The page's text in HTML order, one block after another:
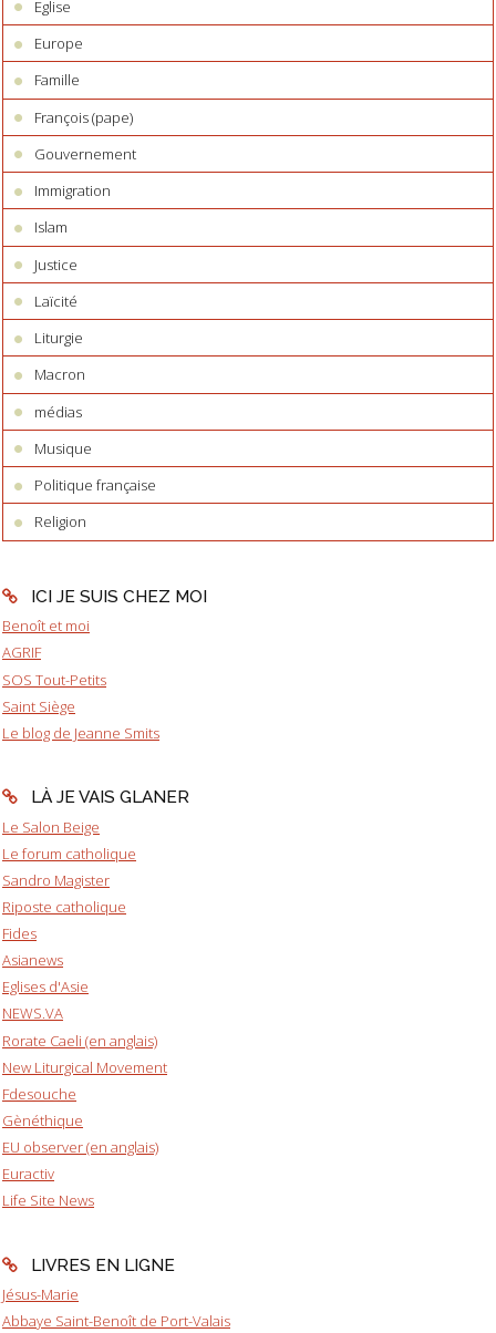
Eglise
Europe
Famille
François (pape)
Gouvernement
Immigration
Islam
Justice
Laïcité
Liturgie
Macron
médias
Musique
Politique française
Religion
ICI JE SUIS CHEZ MOI
Benoît et moi
AGRIF
SOS Tout-Petits
Saint Siège
Le blog de Jeanne Smits
LÀ JE VAIS GLANER
Le Salon Beige
Le forum catholique
Sandro Magister
Riposte catholique
Fides
Asianews
Eglises d'Asie
NEWS.VA
Rorate Caeli (en anglais)
New Liturgical Movement
Fdesouche
Gènéthique
EU observer (en anglais)
Euractiv
Life Site News
LIVRES EN LIGNE
Jésus-Marie
Abbaye Saint-Benoît de Port-Valais